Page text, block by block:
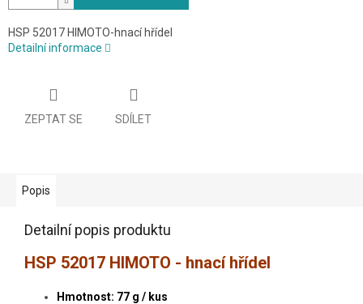
HSP 52017 HIMOTO-hnací hřídel
Detailní informace
ZEPTAT SE SDÍLET
Popis
Detailní popis produktu
HSP 52017 HIMOTO - hnací hřídel
Hmotnost: 77 g / kus